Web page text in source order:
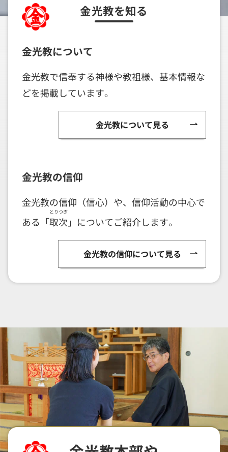
金光教を知る
金光教について
金光教で信奉する神様や教祖様、基本情報な
どを掲載しています。
金光教について見る
金光教の信仰
金光教の信仰（信心）や、信仰活動の中心で
ある「取次
とりつぎ
」についてご紹介します。
金光教の信仰について見る